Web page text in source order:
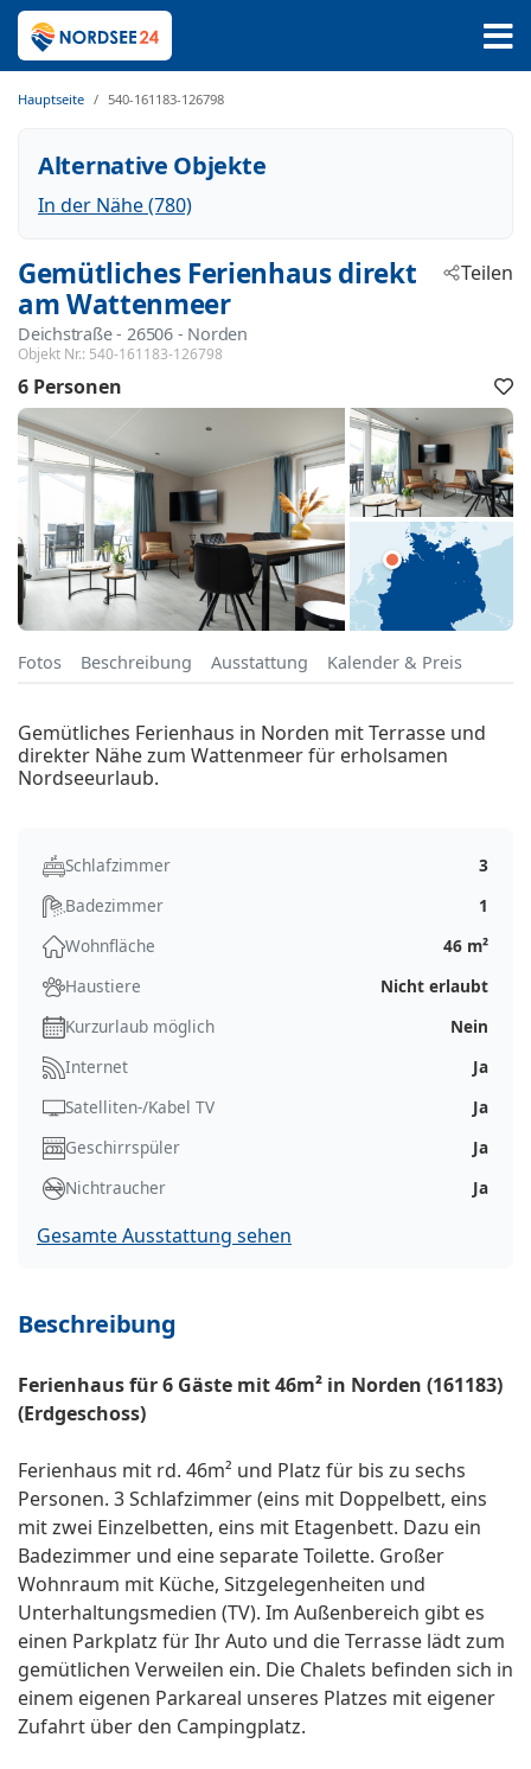
Hauptseite 540-161183-126798
Alternative Objekte
In der Nähe (780)
Gemütliches Ferienhaus direkt
am Wattenmeer
Deichstraße - 26506 - Norden
Objekt Nr.: 540-161183-126798
Teilen
6 Personen
Fotos Beschreibung Ausstattung Kalender & Preis
Gemütliches Ferienhaus in Norden mit Terrasse und
direkter Nähe zum Wattenmeer für erholsamen
Nordseeurlaub.
Schlafzimmer
3
Badezimmer
1
Wohnfläche
46 m²
Haustiere
Nicht erlaubt
Kurzurlaub möglich
Nein
Internet
Ja
Satelliten-/Kabel TV
Ja
Geschirrspüler
Ja
Nichtraucher
Ja
Gesamte Ausstattung sehen
Beschreibung
Ferienhaus für 6 Gäste mit 46m² in Norden (161183)
(Erdgeschoss)
Ferienhaus mit rd. 46m² und Platz für bis zu sechs
Personen. 3 Schlafzimmer (eins mit Doppelbett, eins
mit zwei Einzelbetten, eins mit Etagenbett. Dazu ein
Badezimmer und eine separate Toilette. Großer
Wohnraum mit Küche, Sitzgelegenheiten und
Unterhaltungsmedien (TV). Im Außenbereich gibt es
einen Parkplatz für Ihr Auto und die Terrasse lädt zum
gemütlichen Verweilen ein. Die Chalets befinden sich in
einem eigenen Parkareal unseres Platzes mit eigener
Zufahrt über den Campingplatz.